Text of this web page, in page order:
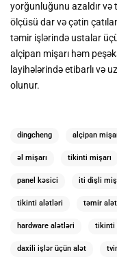
yorğunluğunu azaldır
ölçüsü dar və çətin
təmir işlərində ustalar
alçipan mişarı həm
layihələrində etibarlı və
olunur.
dingcheng alçipan
əl mişarı tikinti mişarı
panel kəsici iti dişli
tikinti alətləri təmir
hardware alətləri tikinti
daxili işlər üçün alət